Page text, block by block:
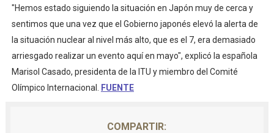
Mundial de Fórmula 1 2026 - Lando Norris consigue
Copa del Mundo femenina 2026 - Estados Unidos
Campeonato de Europa de saltos 2026 (París,
"Hemos estado siguiendo la situación en Japón muy de cerca y
sentimos que una vez que el Gobierno japonés elevó la alerta de
la situación nuclear al nivel más alto, que es el 7, era demasiado
arriesgado realizar un evento aquí en mayo", explicó la española
Marisol Casado, presidenta de la ITU y miembro del Comité
Olímpico Internacional.
FUENTE
COMPARTIR: